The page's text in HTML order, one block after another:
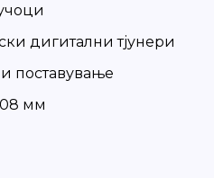
дигитални тјунери
поставување
мм